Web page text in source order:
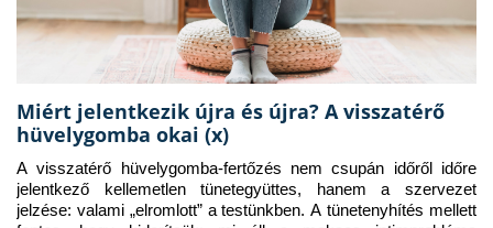
Miért jelentkezik újra és újra? A visszatérő
hüvelygomba okai (x)
A visszatérő hüvelygomba-fertőzés nem csupán időről időre
jelentkező kellemetlen tünetegyüttes, hanem a szervezet
jelzése: valami „elromlott” a testünkben. A tünetenyhítés mellett